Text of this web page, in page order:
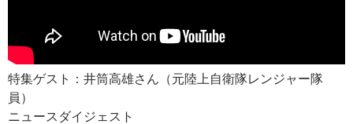
特集ゲスト：井筒高雄さん（元陸上自衛隊レンジャー隊
員）
ニュースダイジェスト